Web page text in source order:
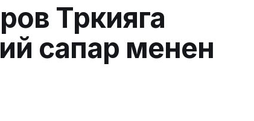
Түркияга
сапар менен